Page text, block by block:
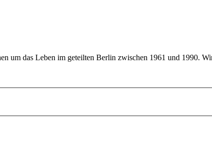
um das Leben im geteilten Berlin zwischen 1961 und 1990.